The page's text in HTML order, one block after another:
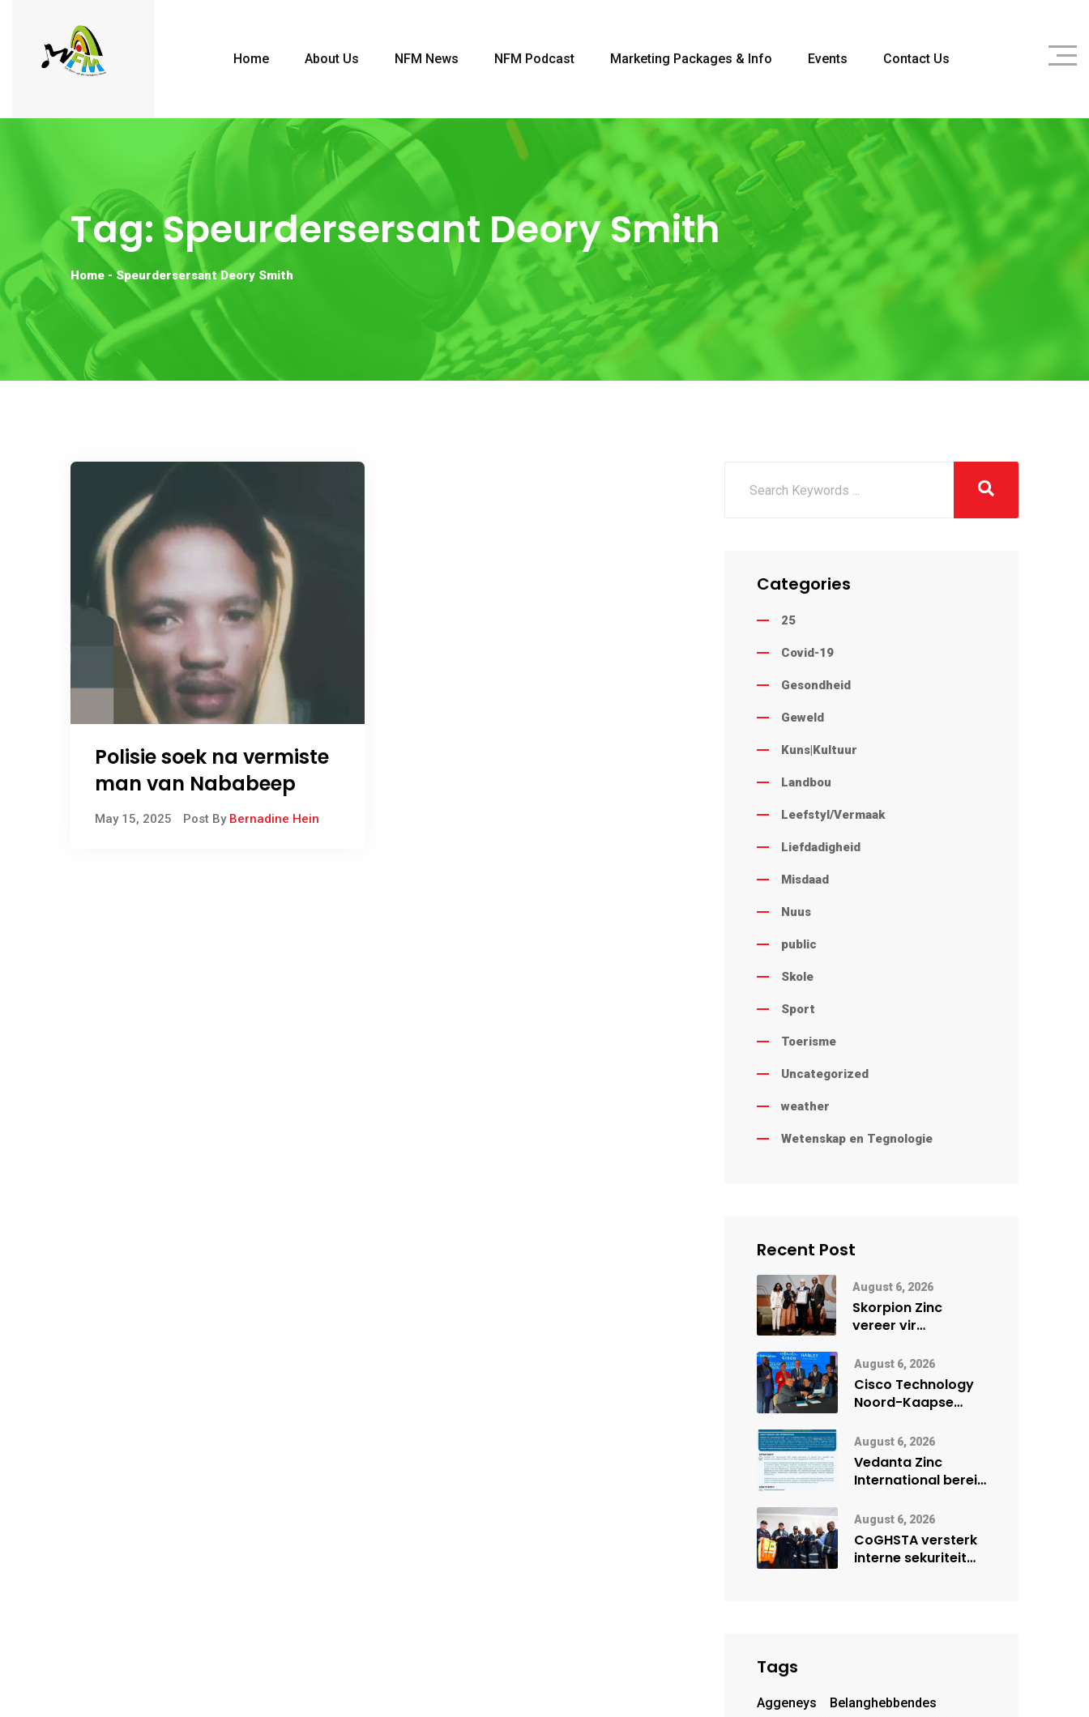
Home About Us NFM News NFM Podcast Marketing Packages & Info Events Contact Us
Tag:Speurdersersant Deory Smith
Home -Speurdersersant Deory Smith
Polisie soek na vermiste
man van Nababeep
May 15, 2025 Post By Bernadine Hein
Categories
25
Covid-19
Gesondheid
Geweld
Kuns|Kultuur
Landbou
Leefstyl/Vermaak
Liefdadigheid
Misdaad
Nuus
public
Skole
Sport
Toerisme
Uncategorized
weather
Wetenskap en Tegnologie
Recent Post
August 6, 2026
Skorpion Zinc
vereer vir
veiligheidsprestasie
by Namibië Mynbou
Ekspo
August 6, 2026
Cisco Technology
Noord-Kaapse
digitale toekoms
deur Cisco-
vennootskap
August 6, 2026
Vedanta Zinc
International berei
vir moontlike
herbegin
August 6, 2026
CoGHSTA versterk
interne sekuriteit
Tags
Aggeneys
Belanghebbendes